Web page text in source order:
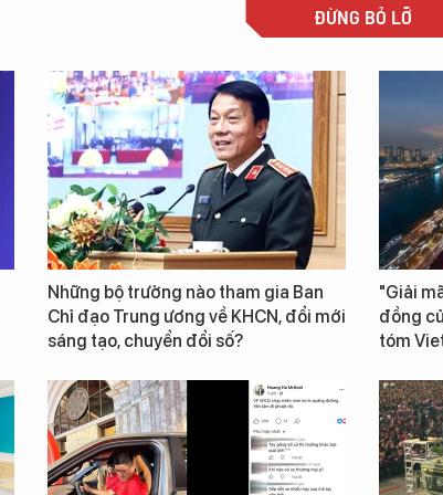
ĐỪNG BỎ LỠ
Những bộ trưởng nào tham gia Ban
Chỉ đạo Trung ương về KHCN, đổi mới
sáng tạo, chuyển đổi số?
"Giải
đồng
tóm